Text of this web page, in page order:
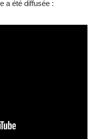
a été diffusée :